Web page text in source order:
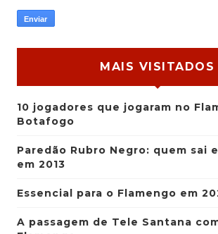
MAIS VISITADOS
10 jogadores que jogaram no
Botafogo
Paredão Rubro Negro: quem sai
em 2013
Essencial para o Flamengo em
A passagem de Tele Santana